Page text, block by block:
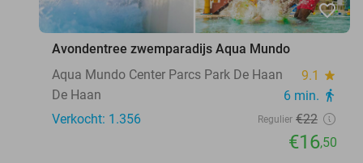
favorite_border
Avondentree zwemparadijs Aqua Mundo
Aqua Mundo Center Parcs Park De Haan
9.1 star
De Haan 6 min. directions_walk
Verkocht: 1.356 Regulier €22
€16,50